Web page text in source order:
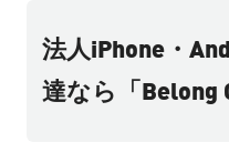
法人iPhone・
達なら「Belong